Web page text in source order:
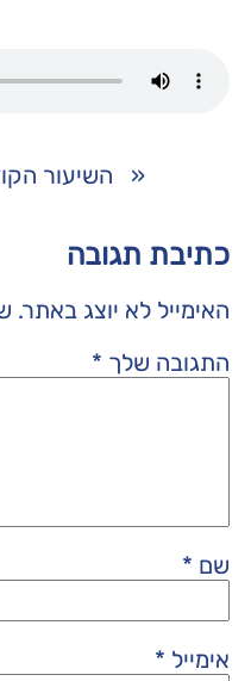
« השיעור
כתיבת תגובה
האימייל לא יוצג באתר.
התגובה שלך *
שם *
אימייל *